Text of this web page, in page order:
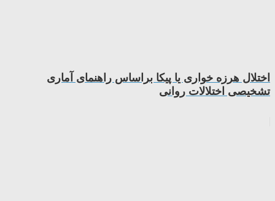
اختلال هرزه خواری یا پیکا براساس راهنمای آماری
تشخیصی اختلالات روانی